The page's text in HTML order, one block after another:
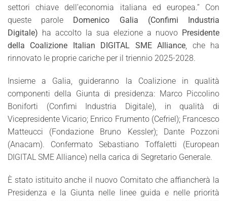
settori chiave dell’economia italiana ed europea.” Con
queste parole Domenico Galia (Confimi Industria
Digitale) ha accolto la sua elezione a nuovo Presidente
della Coalizione Italian DIGITAL SME Alliance, che ha
rinnovato le proprie cariche per il triennio 2025-2028.
Insieme a Galia, guideranno la Coalizione in qualità
componenti della Giunta di presidenza: Marco Piccolino
Boniforti (Confimi Industria Digitale), in qualità di
Vicepresidente Vicario; Enrico Frumento (Cefriel); Francesco
Matteucci (Fondazione Bruno Kessler); Dante Pozzoni
(Anacam). Confermato Sebastiano Toffaletti (European
DIGITAL SME Alliance) nella carica di Segretario Generale.
È stato istituito anche il nuovo Comitato che affiancherà la
Presidenza e la Giunta nelle linee guida e nelle priorità